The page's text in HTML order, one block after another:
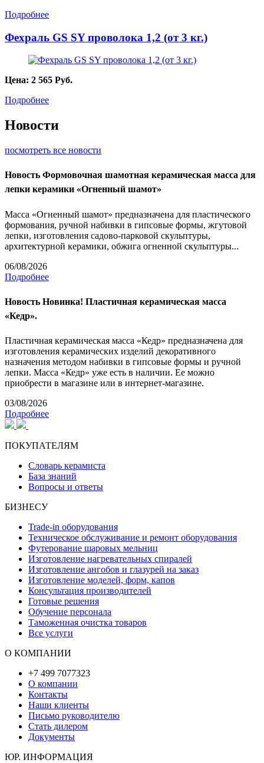
Подробнее
Фехраль GS SY проволока 1,2 (от 3 кг.)
Цена: 2 565 Руб.
Подробнее
Новости
посмотреть все новости
Новость Формовочная шамотная керамическая масса для
лепки керамики «Огненный шамот»
Масса «Огненный шамот» предназначена для пластического
формования, ручной набивки в гипсовые формы, жгутовой
лепки, изготовления садово-парковой скульптуры,
архитектурной керамики, обжига огненной скульптуры...
06/08/2026
Подробнее
Новость Новинка! Пластичная керамическая масса
«Кедр».
Пластичная керамическая масса «Кедр» предназначена для
изготовления керамических изделий декоративного
назначения методом набивки в гипсовые формы и ручной
лепки. Масса «Кедр» уже есть в наличии. Ее можно
приобрести в магазине или в интернет-магазине.
03/08/2026
Подробнее
ПОКУПАТЕЛЯМ
Словарь керамиста
База знаний
Вопросы и ответы
БИЗНЕСУ
Trade-in оборудования
Техническое обслуживание и ремонт оборудования
Футерование шаровых мельниц
Изготовление нагревательных спиралей
Изготовление ангобов и глазурей на заказ
Изготовление моделей, форм, капов
Консультация производителей
Готовые решения
Обучение персонала
Таможенная очистка товаров
Все услуги
О КОМПАНИИ
+7 499 7077323
О компании
Контакты
Наши клиенты
Письмо руководителю
Стать дилером
Документы
ЮР. ИНФОРМАЦИЯ